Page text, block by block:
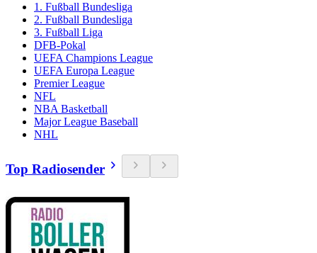
1. Fußball Bundesliga
2. Fußball Bundesliga
3. Fußball Liga
DFB-Pokal
UEFA Champions League
UEFA Europa League
Premier League
NFL
NBA Basketball
Major League Baseball
NHL
Top Radiosender